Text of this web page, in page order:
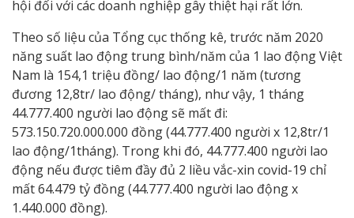
hội đối với các doanh nghiệp gây thiệt hại rất lớn.
Theo số liệu của Tổng cục thống kê, trước năm 2020
năng suất lao động trung bình/năm của 1 lao động Việt
Nam là 154,1 triệu đồng/ lao động/1 năm (tương
đương 12,8tr/ lao động/ tháng), như vậy, 1 tháng
44.777.400 người lao động sẽ mất đi:
573.150.720.000.000 đồng (44.777.400 người x 12,8tr/1
lao động/1tháng). Trong khi đó, 44.777.400 người lao
động nếu được tiêm đầy đủ 2 liều vắc-xin covid-19 chỉ
mất 64.479 tỷ đồng (44.777.400 người lao động x
1.440.000 đồng).